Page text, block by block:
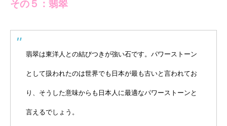
その５：翡翠
翡翠は東洋人との結びつきが強い石です。パワーストーン
として扱われたのは世界でも日本が最も古いと言われてお
り、そうした意味からも日本人に最適なパワーストーンと
言えるでしょう。